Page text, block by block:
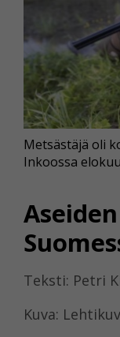
Teksti: Petri
Kuva:
Metsästäjä oli
Inkoossa